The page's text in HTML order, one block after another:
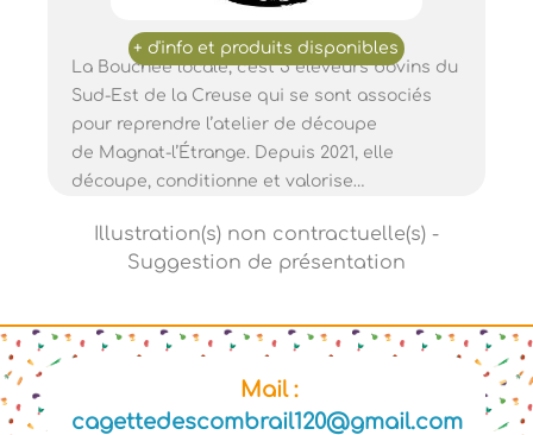
La Bouchée locale, c'est 5 éleveurs bovins du
Sud-Est de la Creuse qui se sont associés
pour reprendre l’atelier de découpe
de Magnat-l’Étrange. Depuis 2021, elle
découpe, conditionne et valorise…
Mail :
cagettedescombrail120@gmail.com